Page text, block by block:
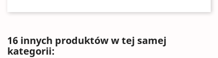
16 innych produktów w tej samej
kategorii: